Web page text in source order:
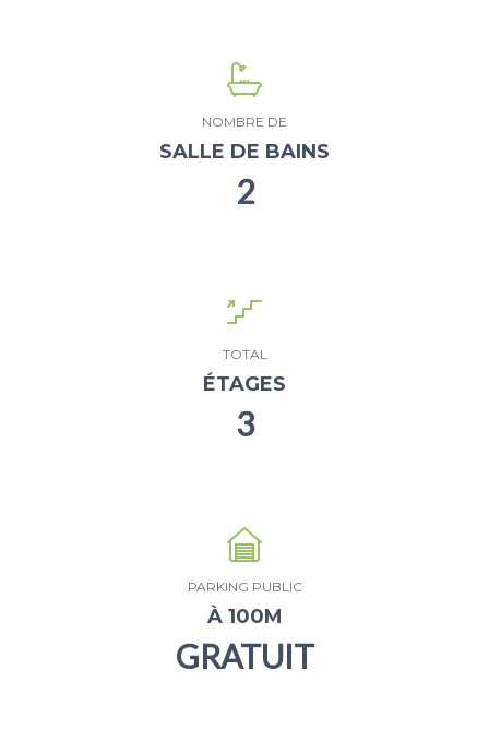
NOMBRE DE
SALLE DE BAINS
2
TOTAL
ÉTAGES
3
PARKING PUBLIC
À 100M
GRATUIT